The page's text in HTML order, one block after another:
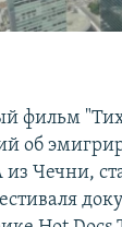
РС
фильм
об
Чечни,